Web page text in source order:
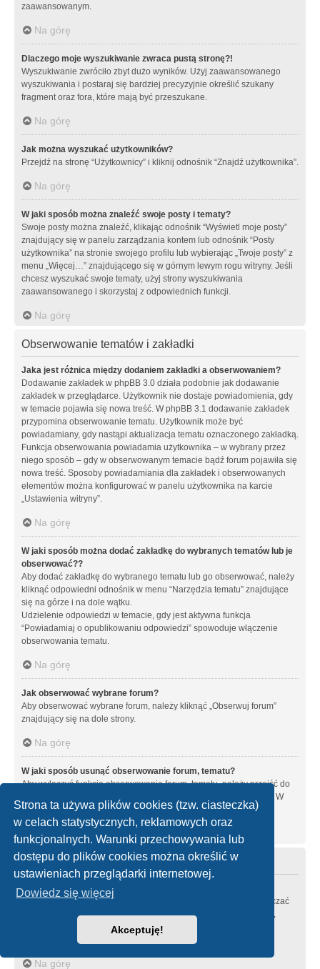
Strona ta używa plików cookies (tzw. ciasteczka)
w celach statystycznych, reklamowych oraz
funkcjonalnych. Warunki przechowywania lub
dostępu do plików cookies można określić w
ustawieniach przeglądarki internetowej.
Dowiedz się więcej
Akceptuję!
zaawansowanym.
Na górę
Dlaczego moje wyszukiwanie zwraca pustą stronę?!
Wyszukiwanie zwróciło zbyt dużo wyników. Użyj zaawansowanego
wyszukiwania i postaraj się bardziej precyzyjnie określić szukany
fragment oraz fora, które mają być przeszukane.
Na górę
Jak można wyszukać użytkowników?
Przejdź na stronę “Użytkownicy” i kliknij odnośnik “Znajdź użytkownika”.
Na górę
W jaki sposób można znaleźć swoje posty i tematy?
Swoje posty można znaleźć, klikając odnośnik “Wyświetl moje posty”
znajdujący się w panelu zarządzania kontem lub odnośnik “Posty
użytkownika” na stronie swojego profilu lub wybierając „Twoje posty” z
menu „Więcej…” znajdującego się w górnym lewym rogu witryny. Jeśli
chcesz wyszukać swoje tematy, użyj strony wyszukiwania
zaawansowanego i skorzystaj z odpowiednich funkcji.
Na górę
Obserwowanie tematów i zakładki
Jaka jest różnica między dodaniem zakładki a obserwowaniem?
Dodawanie zakładek w phpBB 3.0 działa podobnie jak dodawanie
zakładek w przeglądarce. Użytkownik nie dostaje powiadomienia, gdy
w temacie pojawia się nowa treść. W phpBB 3.1 dodawanie zakładek
przypomina obserwowanie tematu. Użytkownik może być
powiadamiany, gdy nastąpi aktualizacja tematu oznaczonego zakładką.
Funkcja obserwowania powiadamia użytkownika – w wybrany przez
niego sposób – gdy w obserwowanym temacie bądź forum pojawiła się
nowa treść. Sposoby powiadamiania dla zakładek i obserwowanych
elementów można konfigurować w panelu użytkownika na karcie
„Ustawienia witryny”.
Na górę
W jaki sposób można dodać zakładkę do wybranych tematów lub je
obserwować??
Aby dodać zakładkę do wybranego tematu lub go obserwować, należy
kliknąć odpowiedni odnośnik w menu “Narzędzia tematu” znajdujące
się na górze i na dole wątku.
Udzielenie odpowiedzi w temacie, gdy jest aktywna funkcja
“Powiadamiaj o opublikowaniu odpowiedzi” spowoduje włączenie
obserwowania tematu.
Na górę
Jak obserwować wybrane forum?
Aby obserwować wybrane forum, należy kliknąć „Obserwuj forum”
znajdujący się na dole strony.
Na górę
W jaki sposób usunąć obserwowanie forum, tematu?
Aby wyłączyć funkcję obserwowania forum, tematu, należy przejść do
panelu zarządzania kontem i następnie do karty “Obserwowane”. W
tym miejscu można wyłączyć obserwowanie forów i tematów.
Na górę
Załączniki
Jakie typy załączników są dozwolone na tej witrynie?
Każdy administrator witryny może zezwolić lub zabronić zamieszczać
pewne typy załączników. Jeśli nie masz pewności zamieszczanie,
jakich typów załączników jest zabronione, skontaktuj się z
administratorem witryny.
Na górę